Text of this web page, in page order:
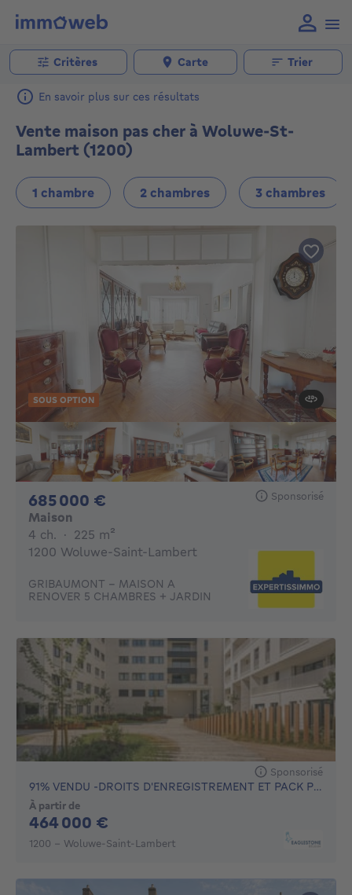
Critères Carte Trier
En savoir plus sur ces résultats
Vente maison pas cher à Woluwe-St-
Lambert (1200)
1 chambre 2 chambres 3 chambres
SOUS OPTION
685 000 € Sponsorisé
Maison
4 ch. 4 chambres
· 225 m²
1200 Woluwe-Saint-Lambert
GRIBAUMONT - MAISON A
RENOVER 5 CHAMBRES + JARDIN
Sponsorisé
91% VENDU -DROITS D'ENREGISTREMENT ET PACK PEINTURE OFFERT
À partir de
464 000 €
1200 - Woluwe-Saint-Lambert